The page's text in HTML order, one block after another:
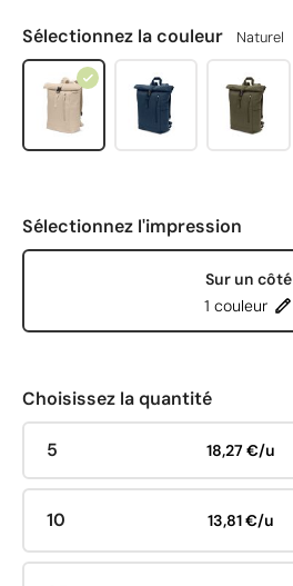
Sélectionnez la couleur Naturel
Sélectionnez l'impression
Sur un côté
1 couleur
Choisissez la quantité
5 18,27 €/u
10 13,81 €/u